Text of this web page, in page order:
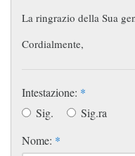
La ringrazio della Sua
Cordialmente,
Intestazione: *
Sig.
Sig.ra
Nome: *